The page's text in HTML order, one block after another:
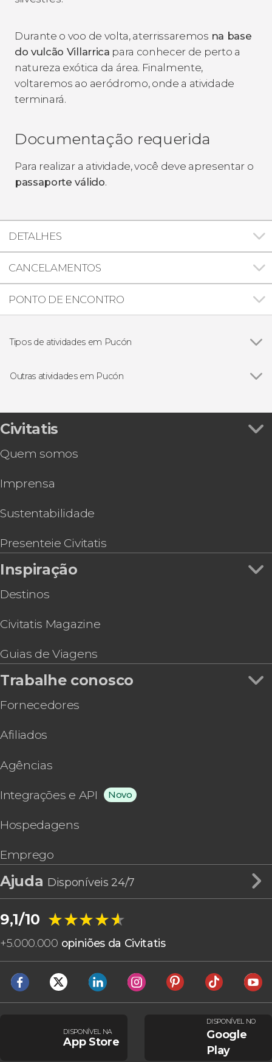
Durante o voo de volta, aterrissaremos na base
do vulcão Villarrica para conhecer de perto a
natureza exótica da área. Finalmente,
voltaremos ao aeródromo, onde a atividade
terminará.
Documentação requerida
Para realizar a atividade, você deve apresentar o
passaporte válido.
DETALHES
CANCELAMENTOS
PONTO DE ENCONTRO
Tipos de atividades em Pucón
Trilha / Trekking
Outras atividades em Pucón
Tour panorâmico por Pucón
Rafting no rio Trancura
Civitatis
Quem somos
Imprensa
Sustentabilidade
Presenteie Civitatis
Inspiração
Destinos
Civitatis Magazine
Guias de Viagens
Trabalhe conosco
Fornecedores
Afiliados
Agências
Integrações e API Novo
Hospedagens
Emprego
Ajuda Disponíveis 24/7
9,1/10 ★★★★★
★★★★★
+5.000.000 opiniões da Civitatis
DISPONÍVEL NA
App Store
DISPONÍVEL NO
Google
Play